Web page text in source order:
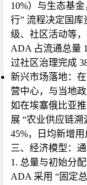
10%）与生态基
行” 流程决定国
级、社区活动等
ADA 占流通总量
过社区治理完成
新兴市场落地：
营中心，与当地
如在埃塞俄比亚
展 “农业供应链溯
45%，日均新增用
三、经济模型：
1. 总量与初始分
ADA 采用 “固定